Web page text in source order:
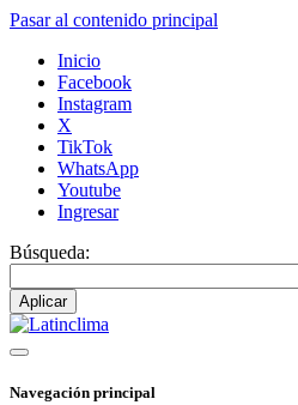
Pasar al contenido principal
Inicio
Facebook
Instagram
X
TikTok
WhatsApp
Youtube
Ingresar
Búsqueda:
Navegación principal